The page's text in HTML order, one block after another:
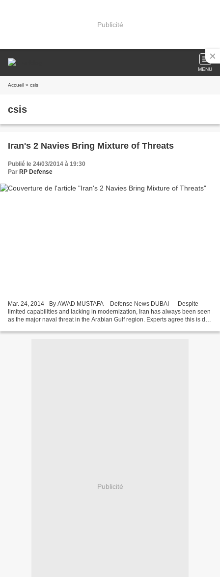
Publicité
MENU
Accueil » csis
csis
Iran's 2 Navies Bring Mixture of Threats
Publié le 24/03/2014 à 19:30
Par RP Defense
Mar. 24, 2014 - By AWAD MUSTAFA – Defense News DUBAI — Despite
limited capabilities and lacking in modernization, Iran has always been seen
as the major naval threat in the Arabian Gulf region. Experts agree this is due
Publicité